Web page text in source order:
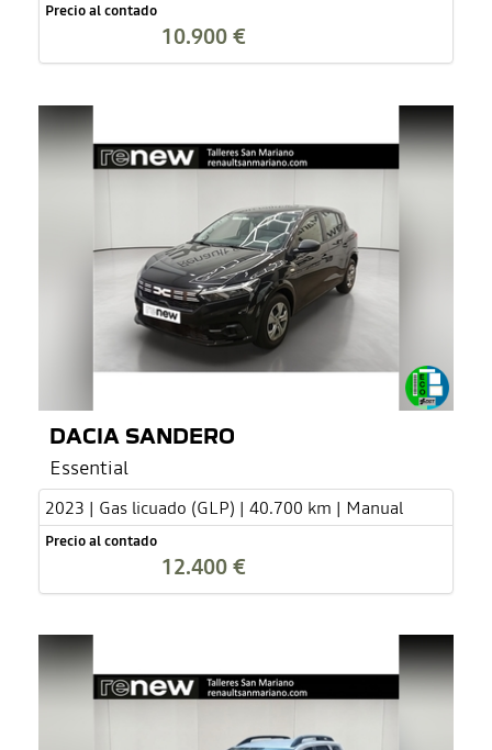
Precio al contado
10.900 €
DACIA SANDERO
Essential
2023 | Gas licuado (GLP) | 40.700 km | Manual
Precio al contado
12.400 €